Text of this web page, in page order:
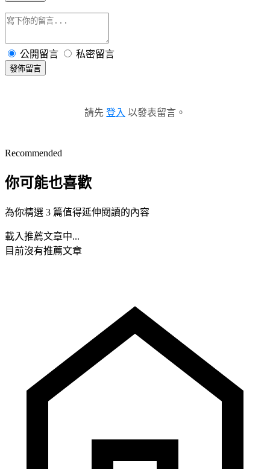
公開留言 私密留言
發佈留言
請先 登入 以發表留言。
Recommended
你可能也喜歡
為你精選 3 篇值得延伸閱讀的內容
載入推薦文章中...
目前沒有推薦文章